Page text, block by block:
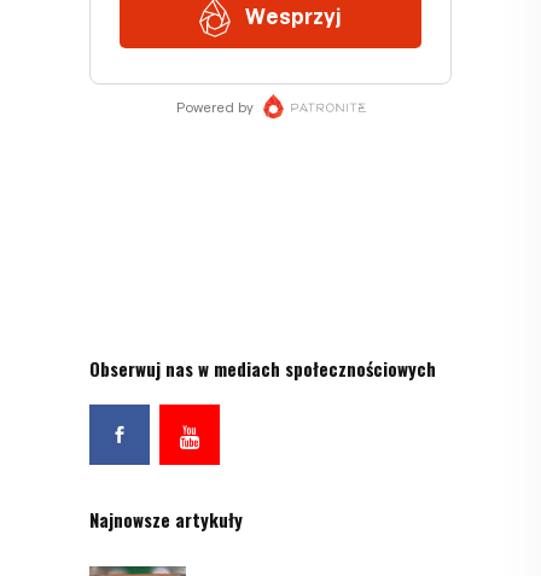
Obserwuj nas w mediach społecznościowych
Najnowsze artykuły